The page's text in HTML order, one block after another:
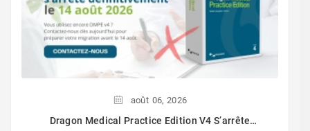
août 06, 2026
Dragon Medical Practice Edition V4 S’arrête